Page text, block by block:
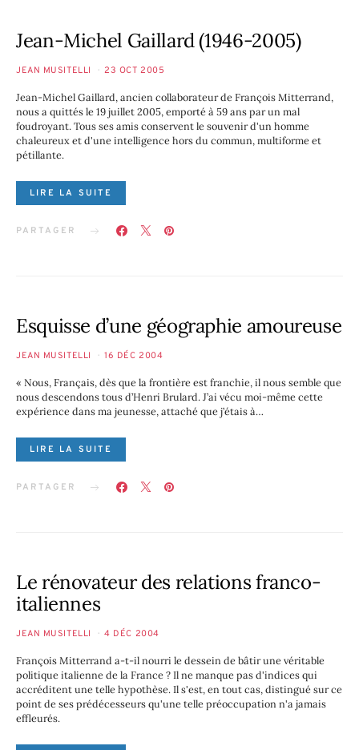
Jean-Michel Gaillard (1946-2005)
JEAN MUSITELLI 23 OCT 2005
Jean-Michel Gaillard, ancien collaborateur de François Mitterrand,
nous a quittés le 19 juillet 2005, emporté à 59 ans par un mal
foudroyant. Tous ses amis conservent le souvenir d'un homme
chaleureux et d'une intelligence hors du commun, multiforme et
pétillante.
LIRE LA SUITE
PARTAGER
Esquisse d’une géographie amoureuse
JEAN MUSITELLI 16 DÉC 2004
« Nous, Français, dès que la frontière est franchie, il nous semble que
nous descendons tous d’Henri Brulard. J’ai vécu moi-même cette
expérience dans ma jeunesse, attaché que j’étais à…
LIRE LA SUITE
PARTAGER
Le rénovateur des relations franco-
italiennes
JEAN MUSITELLI 4 DÉC 2004
François Mitterrand a-t-il nourri le dessein de bâtir une véritable
politique italienne de la France ? Il ne manque pas d'indices qui
accréditent une telle hypothèse. Il s'est, en tout cas, distingué sur ce
point de ses prédécesseurs qu'une telle préoccupation n'a jamais
effleurés.